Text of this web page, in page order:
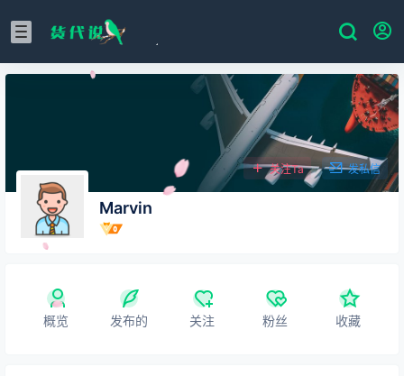
Marvin
关注Ta 发私信
概览 发布的 关注 粉丝 收藏